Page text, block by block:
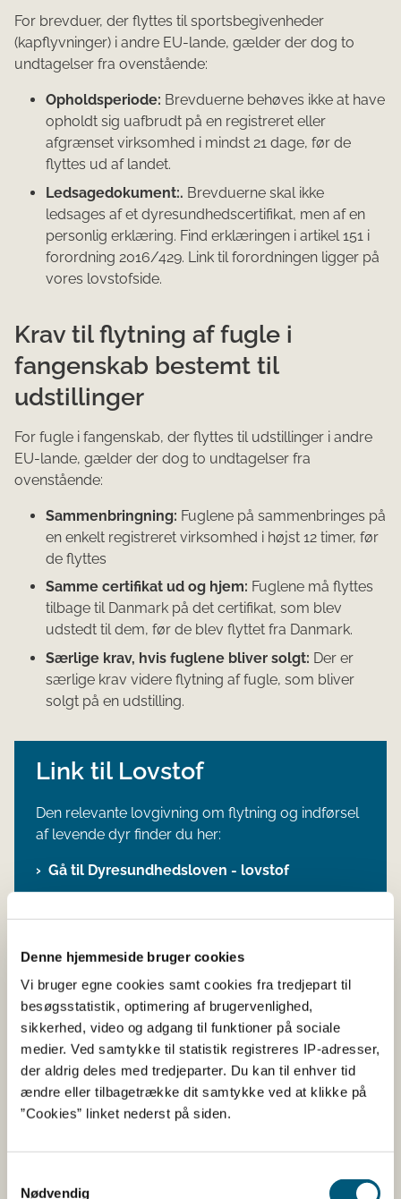
Denne hjemmeside bruger cookies
Vi bruger egne cookies samt cookies fra tredjepart til
besøgsstatistik, optimering af brugervenlighed,
sikkerhed, video og adgang til funktioner på sociale
medier. Ved samtykke til statistik registreres IP-adresser,
der aldrig deles med tredjeparter. Du kan til enhver tid
ændre eller tilbagetrække dit samtykke ved at klikke på
”Cookies” linket nederst på siden.
Nødvendig
For brevduer, der flyttes til sportsbegivenheder
(kapflyvninger) i andre EU-lande, gælder der dog to
undtagelser fra ovenstående:
Opholdsperiode: Brevduerne behøves ikke at have
opholdt sig uafbrudt på en registreret eller
afgrænset virksomhed i mindst 21 dage, før de
flyttes ud af landet.
Ledsagedokument:. Brevduerne skal ikke
ledsages af et dyresundhedscertifikat, men af en
personlig erklæring. Find erklæringen i artikel 151 i
forordning 2016/429. Link til forordningen ligger på
vores lovstofside.
Krav til flytning af fugle i
fangenskab bestemt til
udstillinger
For fugle i fangenskab, der flyttes til udstillinger i andre
EU-lande, gælder der dog to undtagelser fra
ovenstående:
Sammenbringning: Fuglene på sammenbringes på
en enkelt registreret virksomhed i højst 12 timer, før
de flyttes
Samme certifikat ud og hjem: Fuglene må flyttes
tilbage til Danmark på det certifikat, som blev
udstedt til dem, før de blev flyttet fra Danmark.
Særlige krav, hvis fuglene bliver solgt: Der er
særlige krav videre flytning af fugle, som bliver
solgt på en udstilling.
Link til Lovstof
Den relevante lovgivning om flytning og indførsel
af levende dyr finder du her:
Gå til Dyresundhedsloven - lovstof
Hvad er fugle i fangenskab?
Fugle i fangenskab er i reglerne defineret som
fugle, bortset fra fjerkræ, som holdes i
fangenskab til ethvert andet formål end de
nedenfor nævnte aktiviteter, herunder med
konkurrencer, avl eller salg.
Medfjerkræ